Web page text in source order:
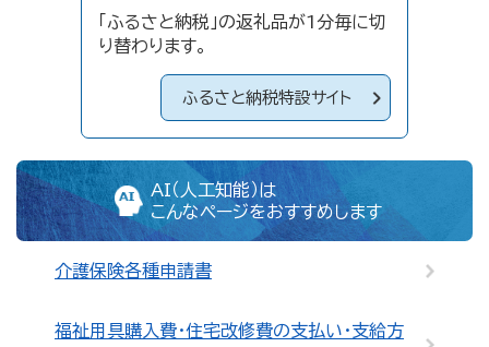
「ふるさと納税」の返礼品が1分毎に切
り替わります。
ふるさと納税特設サイト
AI（人工知能）は
こんなページをおすすめします
介護保険各種申請書
福祉用具購入費・住宅改修費の支払い・支給方